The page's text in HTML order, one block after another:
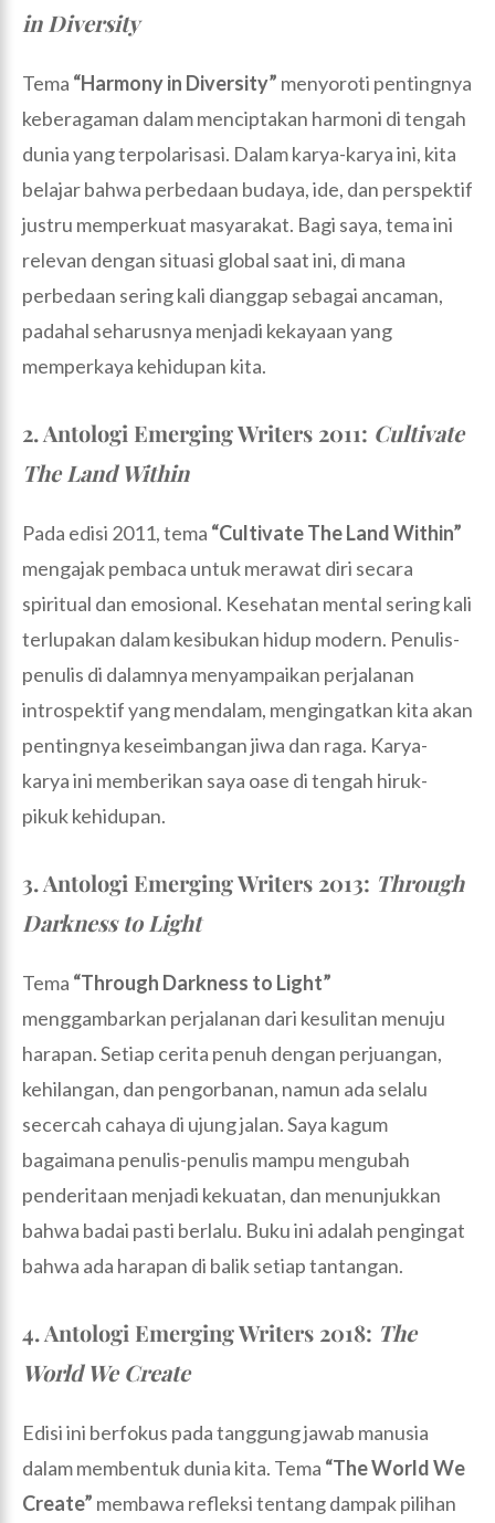
in Diversity
Tema “Harmony in Diversity” menyoroti pentingnya
keberagaman dalam menciptakan harmoni di tengah
dunia yang terpolarisasi. Dalam karya-karya ini, kita
belajar bahwa perbedaan budaya, ide, dan perspektif
justru memperkuat masyarakat. Bagi saya, tema ini
relevan dengan situasi global saat ini, di mana
perbedaan sering kali dianggap sebagai ancaman,
padahal seharusnya menjadi kekayaan yang
memperkaya kehidupan kita.
2. Antologi Emerging Writers 2011: Cultivate
The Land Within
Pada edisi 2011, tema “Cultivate The Land Within”
mengajak pembaca untuk merawat diri secara
spiritual dan emosional. Kesehatan mental sering kali
terlupakan dalam kesibukan hidup modern. Penulis-
penulis di dalamnya menyampaikan perjalanan
introspektif yang mendalam, mengingatkan kita akan
pentingnya keseimbangan jiwa dan raga. Karya-
karya ini memberikan saya oase di tengah hiruk-
pikuk kehidupan.
3. Antologi Emerging Writers 2013: Through
Darkness to Light
Tema “Through Darkness to Light”
menggambarkan perjalanan dari kesulitan menuju
harapan. Setiap cerita penuh dengan perjuangan,
kehilangan, dan pengorbanan, namun ada selalu
secercah cahaya di ujung jalan. Saya kagum
bagaimana penulis-penulis mampu mengubah
penderitaan menjadi kekuatan, dan menunjukkan
bahwa badai pasti berlalu. Buku ini adalah pengingat
bahwa ada harapan di balik setiap tantangan.
4. Antologi Emerging Writers 2018: The
World We Create
Edisi ini berfokus pada tanggung jawab manusia
dalam membentuk dunia kita. Tema “The World We
Create” membawa refleksi tentang dampak pilihan